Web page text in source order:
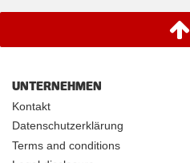
UNTERNEHMEN
Kontakt
Datenschutzerklärung
Terms and conditions